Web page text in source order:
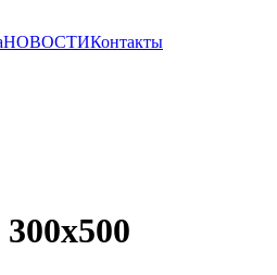
НОВОСТИКонтакты